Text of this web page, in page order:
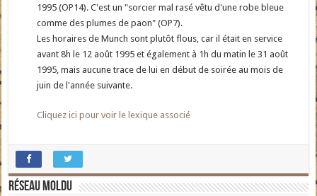
1995 (OP14). C'est un "sorcier mal rasé vêtu d'une robe bleue
comme des plumes de paon" (OP7).
Les horaires de Munch sont plutôt flous, car il était en service
avant 8h le 12 août 1995 et également à 1h du matin le 31 août
1995, mais aucune trace de lui en début de soirée au mois de
juin de l'année suivante.
Cliquez ici pour voir le lexique associé
Réseau moldu